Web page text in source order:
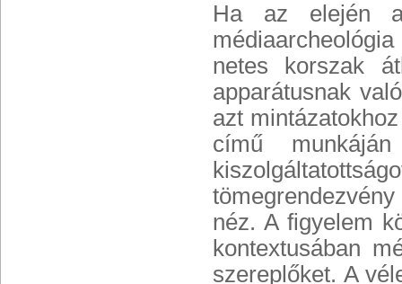
Ha az elején
netes korszak
apparátusnak
azt
című
néz. A figyelem
kontextusában
szereplőket. A